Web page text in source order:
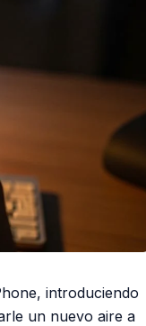
introduciendo
un nuevo aire a